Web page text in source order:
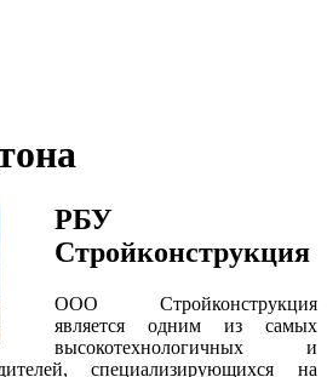
РБУ
Стройконструкция
ООО Стройконструкция
является одним из самых
высокотехнологичных и
специализирующихся на